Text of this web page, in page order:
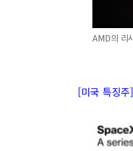
AMD의 리
[미국 특징